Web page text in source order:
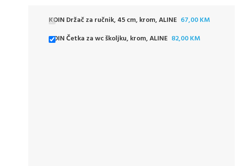
KOIN Držač za ručnik, 45 cm, krom, ALINE 67,00KM
KOIN Četka za wc školjku, krom, ALINE 82,00KM